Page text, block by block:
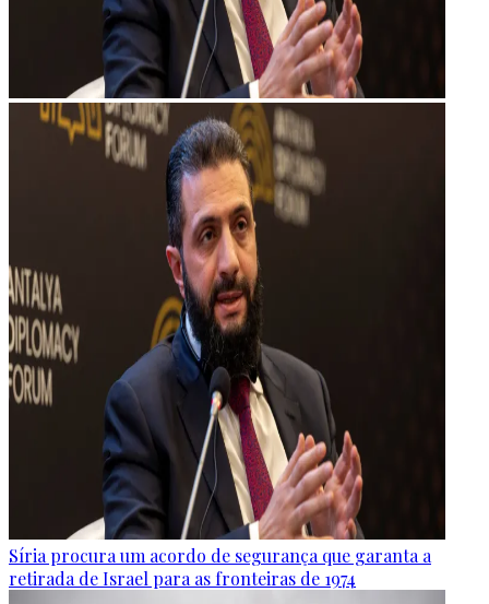
Síria procura um acordo de segurança que garanta a
retirada de Israel para as fronteiras de 1974